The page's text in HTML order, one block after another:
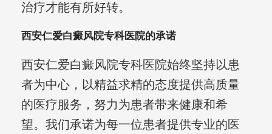
治疗才能有所好转。
西安仁爱白癜风院专科医院的承诺
西安仁爱白癜风院专科医院始终坚持以患
者为中心，以精益求精的态度提供高质量
的医疗服务，努力为患者带来健康和希
望。我们承诺为每一位患者提供专业的医